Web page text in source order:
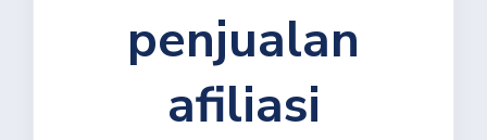
penjualan
afiliasi